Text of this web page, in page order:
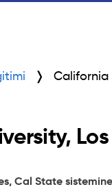
California
Cal State